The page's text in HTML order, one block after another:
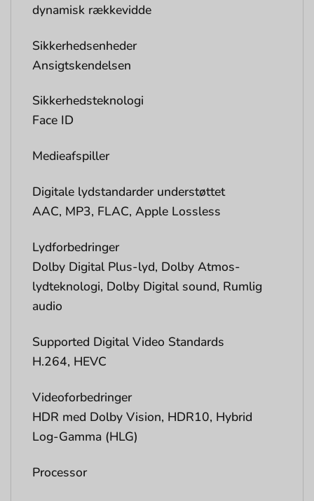
dynamisk rækkevidde
Sikkerhedsenheder
Ansigtskendelsen
Sikkerhedsteknologi
Face ID
Medieafspiller
Digitale lydstandarder understøttet
AAC, MP3, FLAC, Apple Lossless
Lydforbedringer
Dolby Digital Plus-lyd, Dolby Atmos-
lydteknologi, Dolby Digital sound, Rumlig
audio
Supported Digital Video Standards
H.264, HEVC
Videoforbedringer
HDR med Dolby Vision, HDR10, Hybrid
Log-Gamma (HLG)
Processor